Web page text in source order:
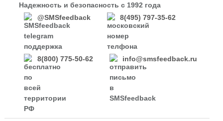
Надежность и безопасность с 1992 года
@SMSfeedback
8(495) 797-35-62
8(800) 775-50-62 info@smsfeedback.ru